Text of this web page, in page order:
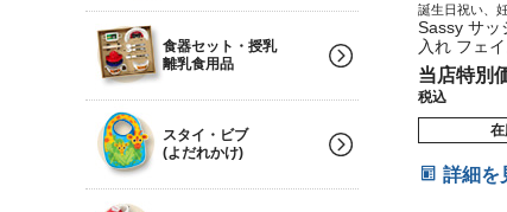
食器セット・授乳
離乳食用品
スタイ・ビブ
(よだれかけ)
誕生日祝い、
い、出産内祝
レゼント、無
ので、肌触り
抜群♪
Sassy サッ
入れ フェ
ースマイル
当店特別
税込
詳細を